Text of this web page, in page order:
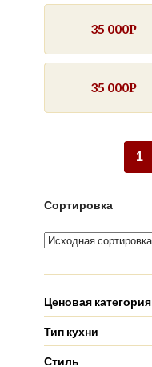
35 000Р
35 000Р
1
Сортировка
Ценовая категория
Тип кухни
Стиль